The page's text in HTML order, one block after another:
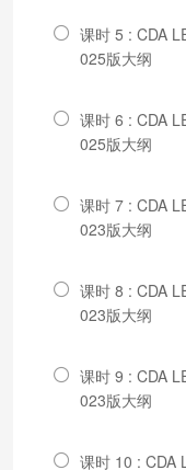
课时 5 : CDA
025版大纲
课时 6 : CDA
025版大纲
课时 7 : CDA
023版大纲
课时 8 : CDA
023版大纲
课时 9 : CDA
023版大纲
课时 10 : CDA